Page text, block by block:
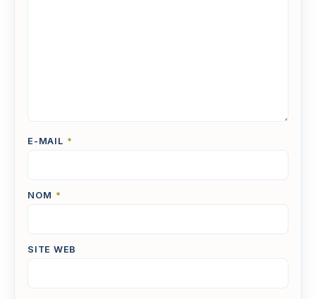
E-MAIL *
NOM *
SITE WEB